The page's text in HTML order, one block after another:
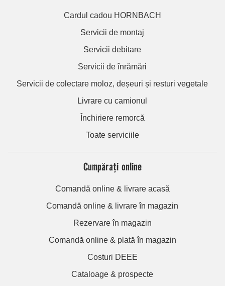
Cardul cadou HORNBACH
Servicii de montaj
Servicii debitare
Servicii de înrămări
Servicii de colectare moloz, deșeuri și resturi vegetale
Livrare cu camionul
Închiriere remorcă
Toate serviciile
Cumpărați online
Comandă online & livrare acasă
Comandă online & livrare în magazin
Rezervare în magazin
Comandă online & plată în magazin
Costuri DEEE
Cataloage & prospecte